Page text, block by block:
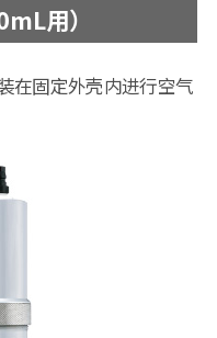
用）
在固定外壳内进行空气